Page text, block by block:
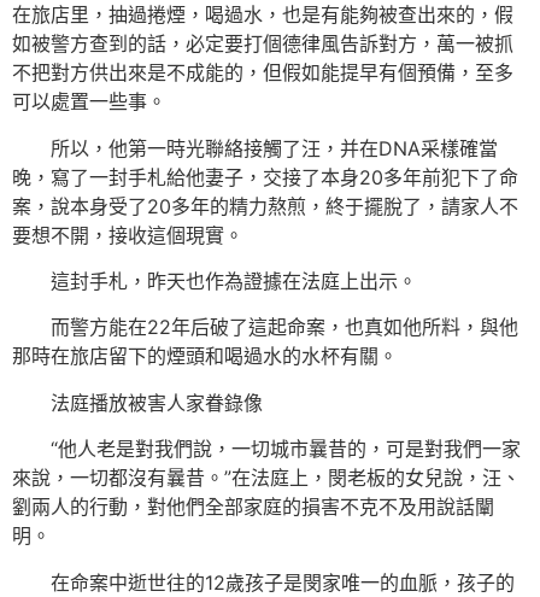
在旅店里，抽過捲煙，喝過水，也是有能夠被查出來的，假
如被警方查到的話，必定要打個德律風告訴對方，萬一被抓
不把對方供出來是不成能的，但假如能提早有個預備，至多
可以處置一些事。
所以，他第一時光聯絡接觸了汪，并在DNA采樣確當
晚，寫了一封手札給他妻子，交接了本身20多年前犯下了命
案，說本身受了20多年的精力熬煎，終于擺脫了，請家人不
要想不開，接收這個現實。
這封手札，昨天也作為證據在法庭上出示。
而警方能在22年后破了這起命案，也真如他所料，與他
那時在旅店留下的煙頭和喝過水的水杯有關。
法庭播放被害人家眷錄像
“他人老是對我們說，一切城市曩昔的，可是對我們一家
來說，一切都沒有曩昔。”在法庭上，閔老板的女兒說，汪、
劉兩人的行動，對他們全部家庭的損害不克不及用說話闡
明。
在命案中逝世往的12歲孩子是閔家唯一的血脈，孩子的